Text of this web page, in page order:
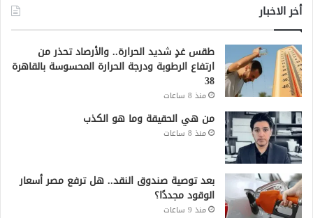
أخر الاخبار
طقس غدٍ شديد الحرارة.. والأرصاد تحذر من
ارتفاع الرطوبة ودرجة الحرارة المحسوسة بالقاهرة
38
منذ 8 ساعات
من هي الحقيقة وما هو الكذب
منذ 8 ساعات
بعد توصية صندوق النقد.. هل ترفع مصر أسعار
الوقود مجددًا؟
منذ 9 ساعات